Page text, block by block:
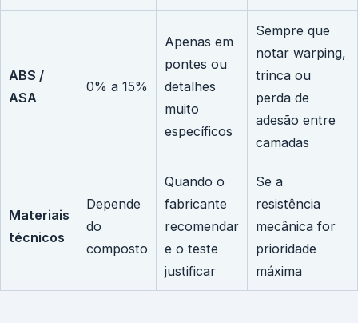
ABS /
ASA
0% a 15%
Apenas em
pontes ou
detalhes
muito
específicos
Sempre que
notar warping,
trinca ou
perda de
adesão entre
camadas
Materiais
técnicos
Depende
do
composto
Quando o
fabricante
recomendar
e o teste
justificar
Se a
resistência
mecânica for
prioridade
máxima